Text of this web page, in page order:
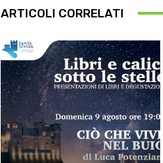
ARTICOLI CORRELATI